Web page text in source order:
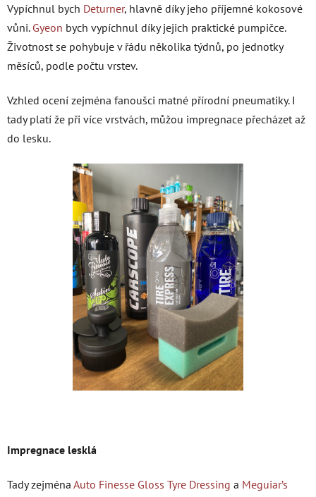
Vypíchnul bych Deturner, hlavně díky jeho příjemné kokosové
vůni. Gyeon bych vypíchnul díky jejich praktické pumpičce.
Životnost se pohybuje v řádu několika týdnů, po jednotky
měsíců, podle počtu vrstev.
Vzhled ocení zejména fanoušci matné přírodní pneumatiky. I
tady platí že při více vrstvách, můžou impregnace přecházet až
do lesku.
Impregnace lesklá
Tady zejména Auto Finesse Gloss Tyre Dressing a Meguiar’s